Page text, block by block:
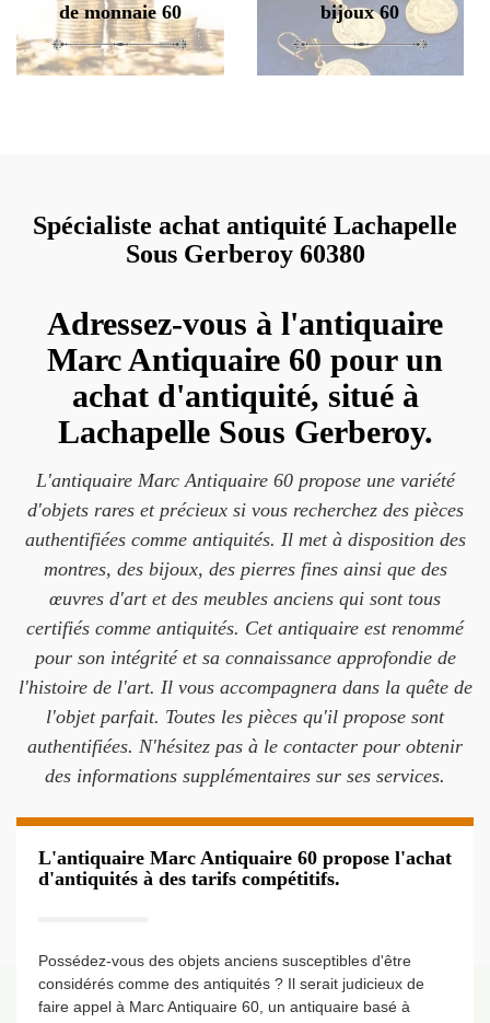
de monnaie 60
bijoux 60
Spécialiste achat antiquité Lachapelle
Sous Gerberoy 60380
Adressez-vous à l'antiquaire
Marc Antiquaire 60 pour un
achat d'antiquité, situé à
Lachapelle Sous Gerberoy.
L'antiquaire Marc Antiquaire 60 propose une variété
d'objets rares et précieux si vous recherchez des pièces
authentifiées comme antiquités. Il met à disposition des
montres, des bijoux, des pierres fines ainsi que des
œuvres d'art et des meubles anciens qui sont tous
certifiés comme antiquités. Cet antiquaire est renommé
pour son intégrité et sa connaissance approfondie de
l'histoire de l'art. Il vous accompagnera dans la quête de
l'objet parfait. Toutes les pièces qu'il propose sont
authentifiées. N'hésitez pas à le contacter pour obtenir
des informations supplémentaires sur ses services.
L'antiquaire Marc Antiquaire 60 propose l'achat
d'antiquités à des tarifs compétitifs.
Possédez-vous des objets anciens susceptibles d'être
considérés comme des antiquités ? Il serait judicieux de
faire appel à Marc Antiquaire 60, un antiquaire basé à